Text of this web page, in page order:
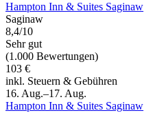
Hampton Inn & Suites Saginaw
Saginaw
8,4/10
Sehr gut
(1.000 Bewertungen)
103 €
inkl. Steuern & Gebühren
16. Aug.–17. Aug.
Hampton Inn & Suites Saginaw